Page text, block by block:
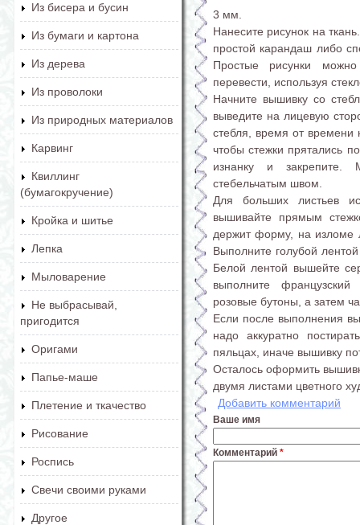
Из бисера и бусин
Из бумаги и картона
Из дерева
Из проволоки
Из природных материалов
Карвинг
Квиллинг
(бумагокручение)
Кройка и шитье
Лепка
Мыловарение
Не выбрасывай,
пригодится
Оригами
Папье-маше
Плетение и ткачество
Рисование
Роспись
Свечи своими руками
Другое
3 мм.
Нанесите рисунок на
простой карандаш либо
Простые рисунки
перевести, используя
Начните вышивку со
выведите на лицевую
стебля, время от времени
чтобы стежки прятались
изнанку и закрепите.
стебельчатым швом.
Для больших листьев
вышивайте прямым
держит форму, на изломе
Выполните голубой
Белой лентой вышейте
выполните
розовые бутоны, а затем
Если после выполнения
надо аккуратно
пяльцах, иначе вышивку
Осталось оформить
двумя листами цветного
Добавить комментарий
Ваше имя
Комментарий *